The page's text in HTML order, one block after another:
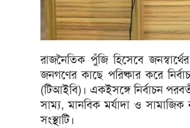
রাজনৈতিক পুঁজি হিসেবে
জনগণের কাছে পরিষ্কার করে
(টিআইবি)। একইসঙ্গে নির্বাচন
সাম্য, মানবিক মর্যাদা ও সামাজিক
সংস্থাটি।